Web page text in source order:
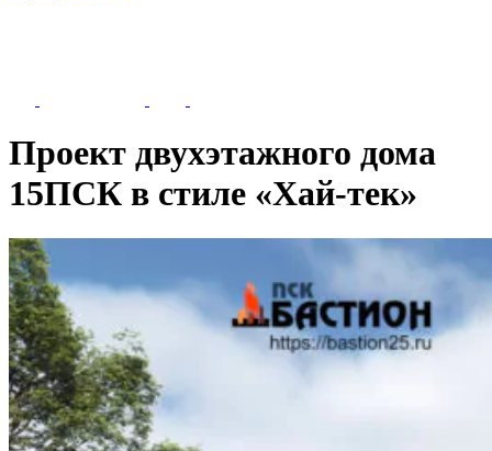
Проект двухэтажного дома
15ПСК в стиле «Хай-тек»